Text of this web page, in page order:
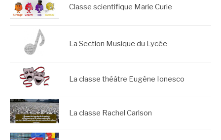
Classe scientifique Marie Curie
La Section Musique du Lycée
La classe théâtre Eugène Ionesco
La classe Rachel Carlson